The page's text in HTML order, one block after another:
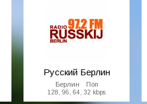
Русский Берлин
Берлин Поп
128, 96, 64, 32 kbps